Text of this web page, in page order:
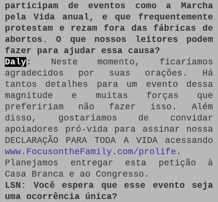
participam de eventos como a Marcha
pela Vida anual, e que frequentemente
protestam e rezam fora das fábricas de
abortos.
O que nossos leitores podem
fazer para ajudar essa causa?
Daly : Neste momento, ficaríamos
agradecidos por suas orações.
Há
tantos detalhes para um evento dessa
magnitude e muitas forças que
prefeririam não fazer isso.
Além
disso, gostaríamos de convidar
apoiadores pró-vida para assinar nossa
DECLARAÇÃO PARA TODA A VIDA acessando
www.FocusontheFamily.com/prolife .
Planejamos entregar esta petição à
Casa Branca e ao Congresso.
LSN: Você espera que esse evento seja
uma ocorrência única?